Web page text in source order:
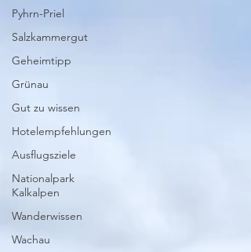
Pyhrn-Priel
Salzkammergut
Geheimtipp
Grünau
Gut zu wissen
Hotelempfehlungen
Ausflugsziele
Nationalpark
Kalkalpen
Wanderwissen
Wachau